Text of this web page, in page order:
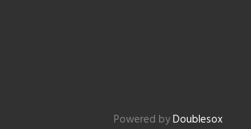
Powered byDoublesox